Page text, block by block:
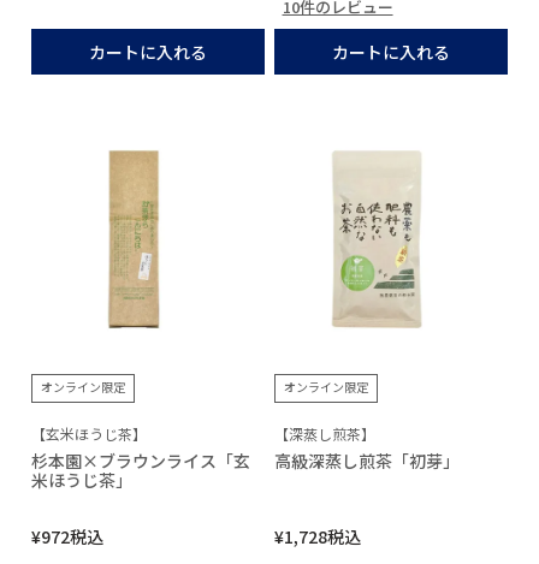
カートに入れる
10件のレビュー
カートに入れる
オンライン限定
【玄米ほうじ茶】
杉本園×ブラウンライス「玄
米ほうじ茶」
¥972税込
オンライン限定
【深蒸し煎茶】
高級深蒸し煎茶「初芽」
¥1,728税込